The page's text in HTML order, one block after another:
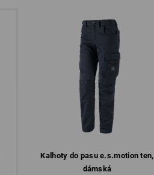
Kalhoty do pasu e.s.​motion ten,
dámská